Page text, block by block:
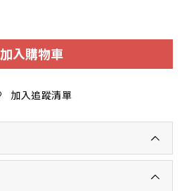
加入購物車
加入追蹤清單